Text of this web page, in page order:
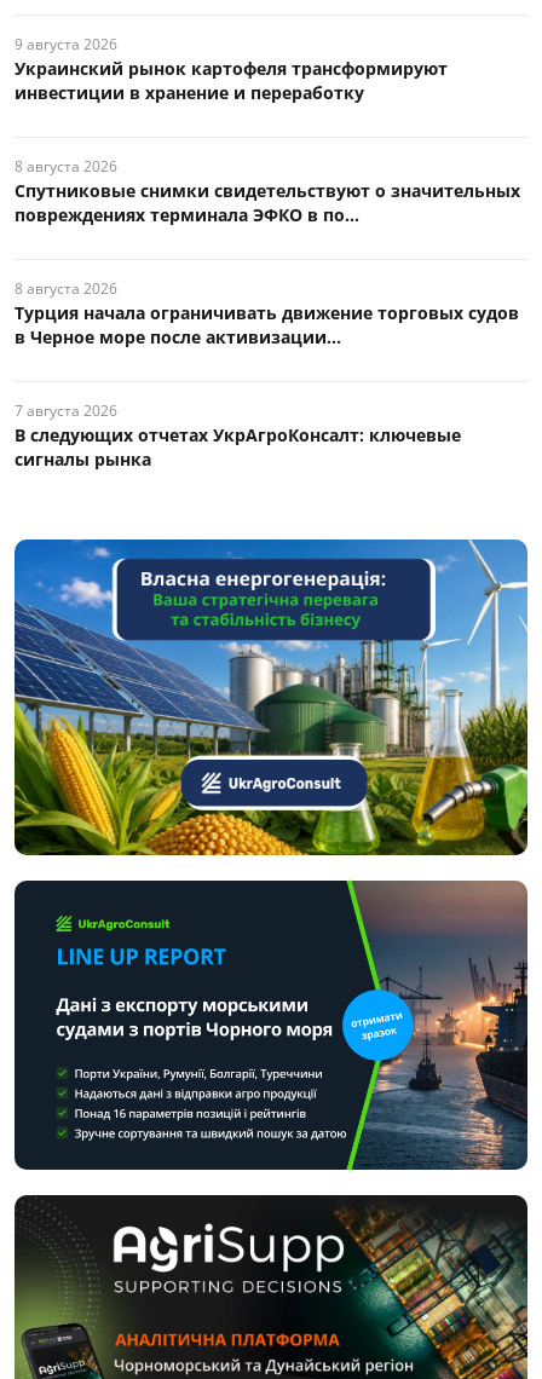
9 августа 2026
Украинский рынок картофеля трансформируют
инвестиции в хранение и переработку
8 августа 2026
Спутниковые снимки свидетельствуют о значительных
повреждениях терминала ЭФКО в по...
8 августа 2026
Турция начала ограничивать движение торговых судов
в Черное море после активизации...
7 августа 2026
В следующих отчетах УкрАгроКонсалт: ключевые
сигналы рынка